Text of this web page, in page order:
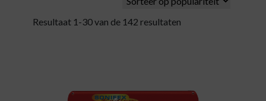
Resultaat 1-30 van de 142 resultaten